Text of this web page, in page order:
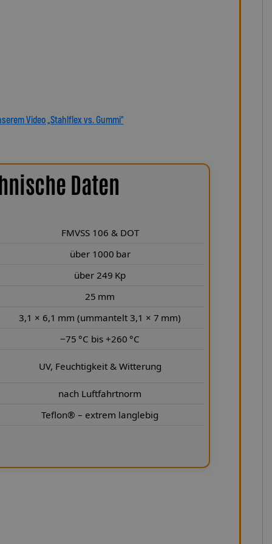
Video „Stahlflex vs. Gummi“
Daten
FMVSS 106 & DOT
über 1000 bar
über 249 Kp
25 mm
3,1 × 6,1 mm (ummantelt 3,1 × 7 mm)
−75 °C bis +260 °C
UV, Feuchtigkeit & Witterung
nach Luftfahrtnorm
Teflon® – extrem langlebig